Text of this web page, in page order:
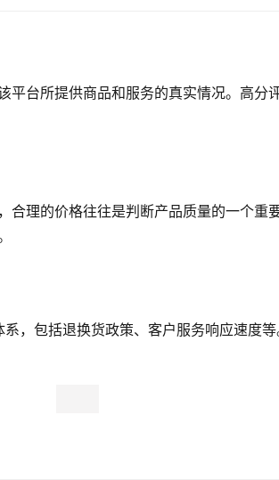
平台所提供商品和服务的真实情况。高分
合理的价格往往是判断产品质量的一个重
，包括退换货政策、客户服务响应速度